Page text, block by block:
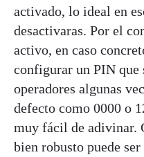
activado, lo ideal en
desactivaras. Por el
activo, en caso
configurar un PIN que
operadores algunas
defecto como 0000 o
muy fácil de adivinar.
bien robusto puede